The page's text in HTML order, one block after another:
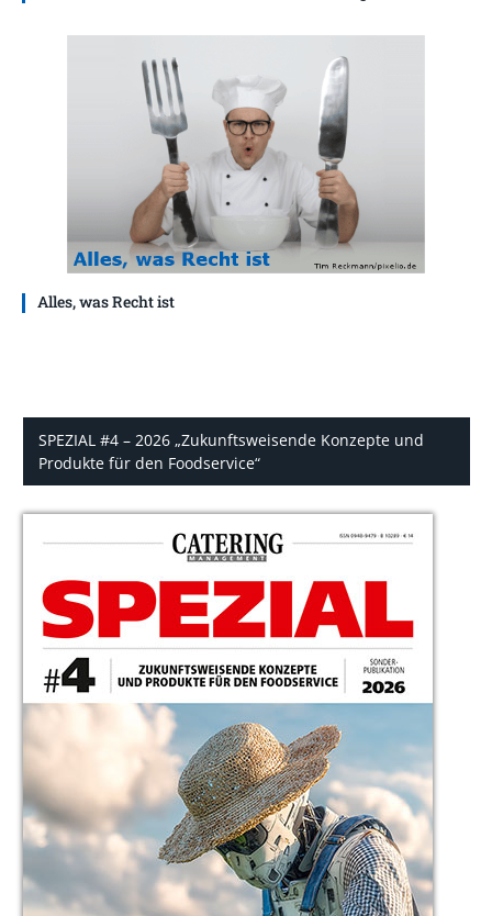
Alles, was Recht ist
SPEZIAL #4 – 2026 „Zukunftsweisende Konzepte und
Produkte für den Foodservice“